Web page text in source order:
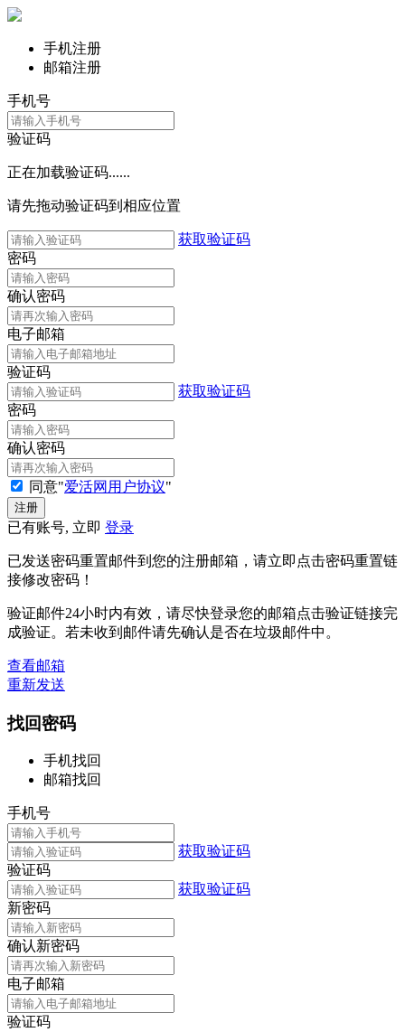
手机注册
邮箱注册
手机号
验证码
正在加载验证码......
请先拖动验证码到相应位置
获取验证码
密码
确认密码
电子邮箱
验证码
获取验证码
密码
确认密码
同意"爱活网用户协议"
已有账号, 立即 登录
已发送密码重置邮件到您的注册邮箱，请立即点击密码重置链
接修改密码！
验证邮件24小时内有效，请尽快登录您的邮箱点击验证链接完
成验证。若未收到邮件请先确认是否在垃圾邮件中。
查看邮箱
重新发送
找回密码
手机找回
邮箱找回
手机号
获取验证码
验证码
获取验证码
新密码
确认新密码
电子邮箱
验证码